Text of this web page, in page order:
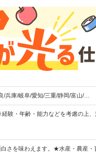
/兵庫/岐阜/愛知/三重/静岡/富山/…
験・年齢・能力などを考慮の上、
さを味わえます。★水産・農産・